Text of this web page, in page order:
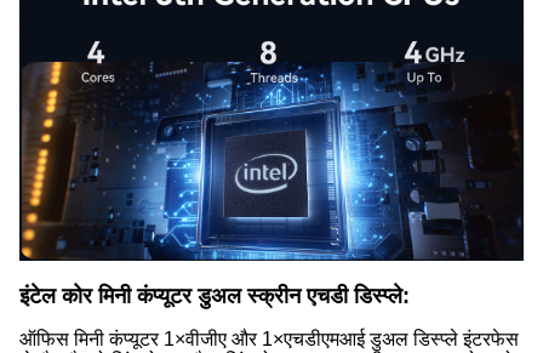
इंटेल कोर मिनी कंप्यूटर डुअल स्क्रीन एचडी डिस्प्ले:
ऑफिस मिनी कंप्यूटर 1×वीजीए और 1×एचडीएमआई डुअल डिस्प्ले इंटरफेस